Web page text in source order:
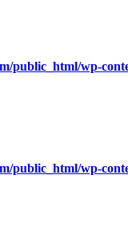
public_html/wp-
public_html/wp-